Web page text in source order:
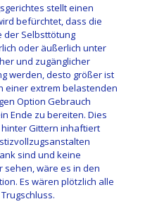
stellt einen
befürchtet, dass die
der Selbsttötung
oder äußerlich unter
und zugänglicher
werden, desto größer ist
einer extrem belastenden
Option Gebrauch
Ende zu bereiten. Dies
Gittern inhaftiert
sind und keine
sehen, wäre es in den
Es wären plötzlich alle